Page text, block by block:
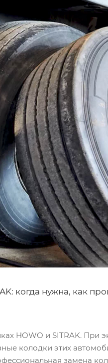
когда нужна, как
HOWO и SITRAK. При
колодки этих
замена